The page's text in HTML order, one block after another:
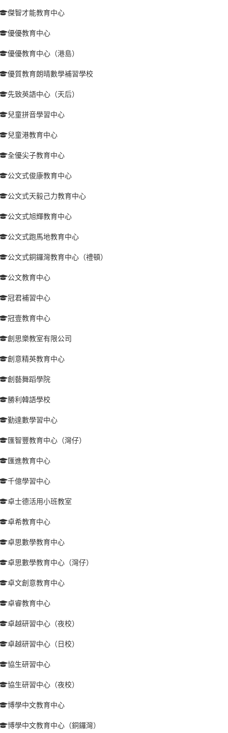
傑智才能教育中心
優優教育中心
優優教育中心（港島）
優質教育朗晴數學補習學校
先致英語中心（天后）
兒童拼音學習中心
兒童港教育中心
全優尖子教育中心
公文式俊康教育中心
公文式天毅己力教育中心
公文式旭輝教育中心
公文式跑馬地教育中心
公文式銅鑼灣教育中心（禮頓）
公文教育中心
冠君補習中心
冠壹教育中心
創思樂教室有限公司
創意精英教育中心
創藝舞蹈學院
勝利韓語學校
勤達數學習中心
匯智豐教育中心（灣仔）
匯進教育中心
千億學習中心
卓士德活用小班教室
卓希教育中心
卓思數學教育中心
卓思數學教育中心（灣仔）
卓文創意教育中心
卓睿教育中心
卓越研習中心（夜校）
卓越研習中心（日校）
協生研習中心
協生研習中心（夜校）
博學中文教育中心
博學中文教育中心（銅鑼灣）